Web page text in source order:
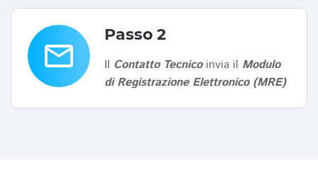
email
Passo 2
Il Contatto Tecnicoinvia il Modulo
di Registrazione Elettronico (MRE)